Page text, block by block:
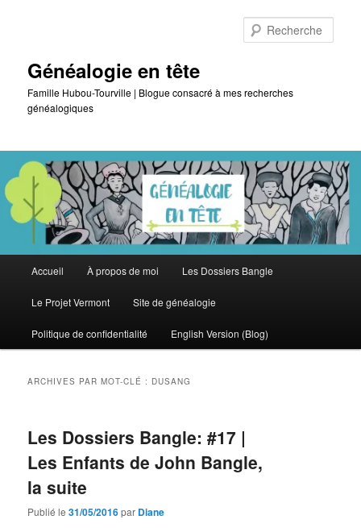
Généalogie en tête
Famille Hubou-Tourville | Blogue consacré à mes recherches
généalogiques
principal
Accueil À propos de moi Les Dossiers Bangle
Le Projet Vermont Site de généalogie
Politique de confidentialité English Version (Blog)
ARCHIVES PAR MOT-CLÉ : DUSANG
Les Dossiers Bangle: #17 |
Les Enfants de John Bangle,
la suite
Publié le31/05/2016par Diane